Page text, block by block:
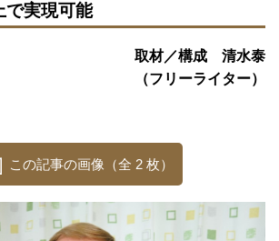
で実現可能
構成 清水泰
（フリーライター）
この記事の画像（全 2 枚）